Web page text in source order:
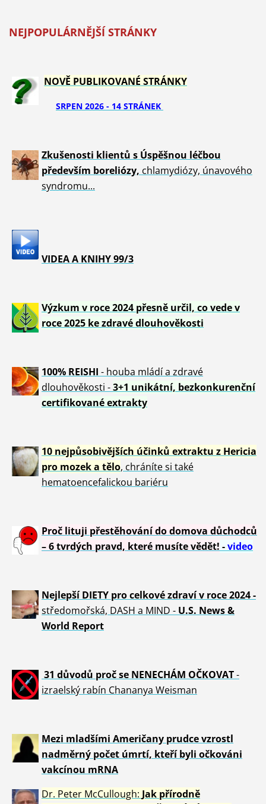
NEJPOPULÁRNĚJŠÍ STRÁNKY
NOVĚ PUBLIKOVANÉ STRÁNKY
SRPEN 2026 - 14 STRÁNEK
Zkušenosti klientů s Úspěšnou léčbou
především boreliózy, chlamydiózy, únavového
syndromu...
VIDEA A KNIHY 99/3
Výzkum v roce 2024 přesně určil, co vede v
roce 2025 ke zdravé dlouhověkosti
100% REISHI - houba mládí a zdravé
dlouhověkosti -3+1 unikátní, bezkonkurenční
certifikované extrakty
10 nejpůsobivějších účinků extraktu z Hericia
pro mozek a tělo, chráníte si také
hematoencefalickou bariéru
Proč lituji přestěhování do domova důchodců
– 6 tvrdých pravd, které musíte vědět! -video
Nejlepší DIETY pro celkové zdraví v roce 2024 -
středomořská, DASH a MIND - U.S. News &
World Report
31 důvodů proč se NENECHÁM OČKOVAT-
izraelský rabín Chananya Weisman
Mezi mladšími Američany prudce vzrostl
nadměrný počet úmrtí, kteří byli očkováni
vakcínou mRNA
Dr. Peter McCullough: Jak přírodně